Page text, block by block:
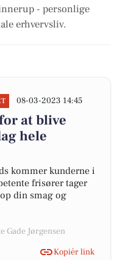
- personlige
erhvervsliv.
08-03-2023 14:45
at blive
hele
kommer kunderne i
frisører tager
din smag og
Gade Jørgensen
Kopiér link